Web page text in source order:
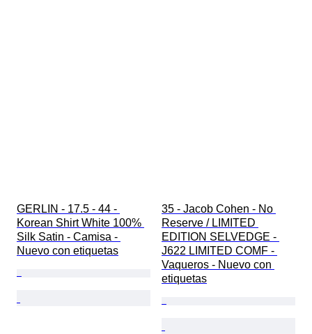
GERLIN - 17.5 - 44 -
Korean Shirt White 100%
Silk Satin - Camisa -
Nuevo con etiquetas
35 - Jacob Cohen - No
Reserve / LIMITED
EDITION SELVEDGE -
J622 LIMITED COMF -
Vaqueros - Nuevo con
etiquetas